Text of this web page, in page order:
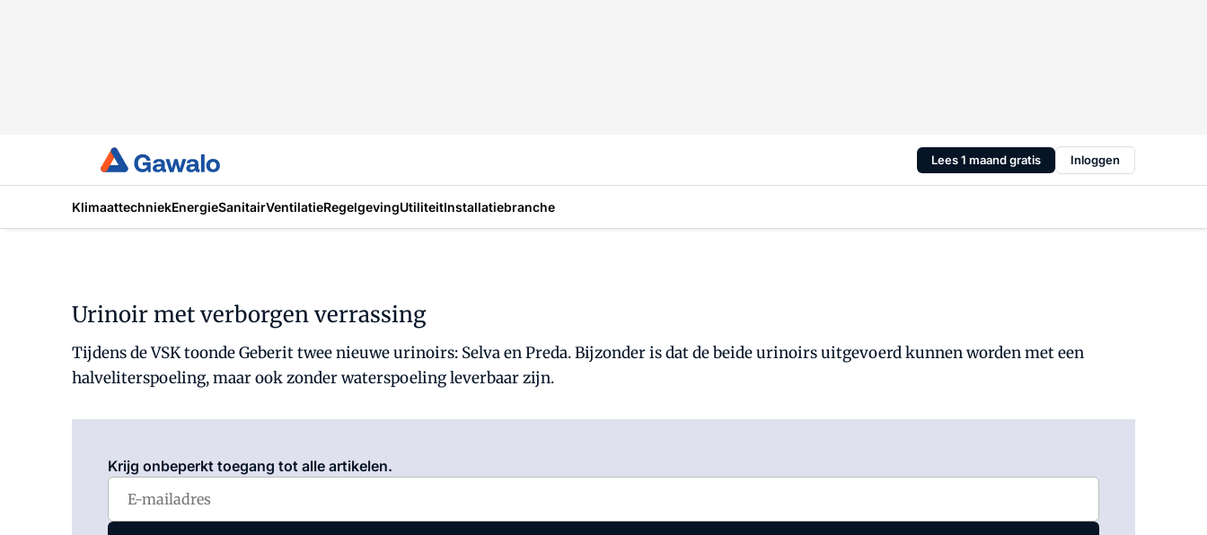
Lees 1 maand gratis Inloggen
KlimaattechniekEnergieSanitairVentilatieRegelgevingUtiliteitInstallatiebranche
Urinoir met verborgen verrassing
Tijdens de VSK toonde Geberit twee nieuwe urinoirs: Selva en Preda. Bijzonder is dat de beide urinoirs uitgevoerd kunnen worden met een
halveliterspoeling, maar ook zonder waterspoeling leverbaar zijn.
Krijg onbeperkt toegang tot alle artikelen.